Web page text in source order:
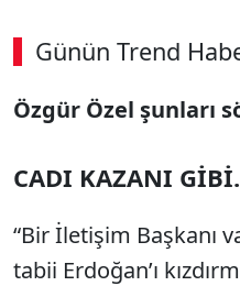
Günün Trend
Özgür Özel şunları
CADI KAZANI
“Bir İletişim Başkanı
tabii Erdoğan’ı